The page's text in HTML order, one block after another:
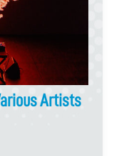
Artists